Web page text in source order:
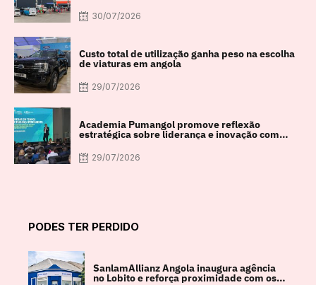
30/07/2026
Custo total de utilização ganha peso na escolha
de viaturas em angola
29/07/2026
Academia Pumangol promove reflexão
estratégica sobre liderança e inovação com
especialista internacional Nadim Habib
29/07/2026
PODES TER PERDIDO
SanlamAllianz Angola inaugura agência
no Lobito e reforça proximidade com os